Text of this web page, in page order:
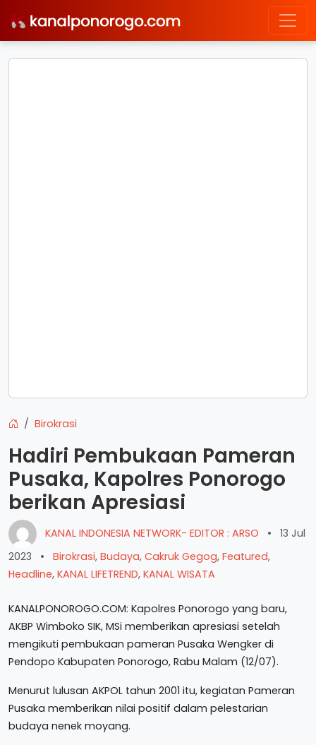
Birokrasi
Hadiri Pembukaan Pameran
Pusaka, Kapolres Ponorogo
berikan Apresiasi
KANAL INDONESIA NETWORK- EDITOR : ARSO •
13 Jul
2023
• Birokrasi, Budaya, Cakruk Gegog, Featured,
Headline, KANAL LIFETREND, KANAL WISATA
KANALPONOROGO.COM: Kapolres Ponorogo yang baru,
AKBP Wimboko SIK, MSi memberikan apresiasi setelah
mengikuti pembukaan pameran Pusaka Wengker di
Pendopo Kabupaten Ponorogo, Rabu Malam (12/07).
Menurut lulusan AKPOL tahun 2001 itu, kegiatan Pameran
Pusaka memberikan nilai positif dalam pelestarian
budaya nenek moyang.